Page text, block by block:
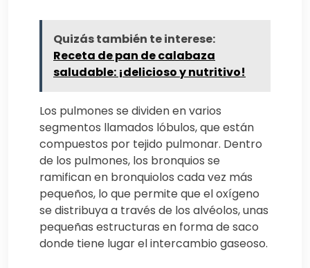
Quizás también te interese:
Receta de pan de calabaza
saludable: ¡delicioso y nutritivo!
Los pulmones se dividen en varios
segmentos llamados lóbulos, que están
compuestos por tejido pulmonar. Dentro
de los pulmones, los bronquios se
ramifican en bronquiolos cada vez más
pequeños, lo que permite que el oxígeno
se distribuya a través de los alvéolos, unas
pequeñas estructuras en forma de saco
donde tiene lugar el intercambio gaseoso.